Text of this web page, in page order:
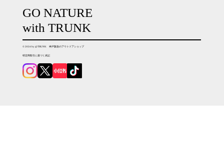
GO NATURE
with TRUNK
© 2024 by @TRUNK 神戸阪急のアウトドアショップ
特定商取引に基づく表記